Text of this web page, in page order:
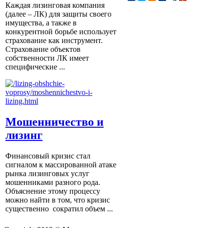
Каждая лизинговая компания
(далее – ЛК) для защиты своего
имущества, а также в
конкурентной борьбе использует
страхование как инструмент.
Страхование объектов
собственности ЛК имеет
специфические ...
Мошенничество и
лизинг
Финансовый кризис стал
сигналом к массированной атаке
рынка лизинговых услуг
мошенниками разного рода.
Объяснение этому процессу
можно найти в том, что кризис
существенно сократил объем ...